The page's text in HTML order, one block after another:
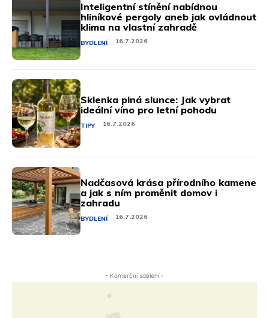
Inteligentní stínění nabídnou
hliníkové pergoly aneb jak ovládnout
klima na vlastní zahradě
BYDLENÍ 16.7.2026
Sklenka plná slunce: Jak vybrat
ideální víno pro letní pohodu
TIPY 16.7.2026
Nadčasová krása přírodního kamene
a jak s ním proměnit domov i
zahradu
BYDLENÍ 16.7.2026
- Komerční sdělení -